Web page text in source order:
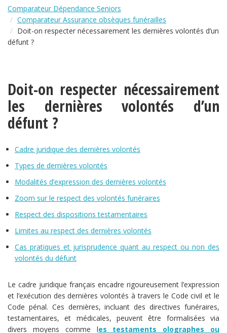
Comparateur Dépendance Seniors
Comparateur Assurance obsèques funérailles
Doit-on respecter nécessairement les dernières volontés d’un
défunt ?
Doit-on respecter nécessairement
les dernières volontés d’un
défunt ?
Cadre juridique des dernières volontés
Types de dernières volontés
Modalités d’expression des dernières volontés
Zoom sur le respect des volontés funéraires
Respect des dispositions testamentaires
Limites au respect des dernières volontés
Cas pratiques et jurisprudence quant au respect ou non des
volontés du défunt
Le cadre juridique français encadre rigoureusement l’expression
et l’exécution des dernières volontés à travers le Code civil et le
Code pénal. Ces dernières, incluant des directives funéraires,
testamentaires, et médicales, peuvent être formalisées via
divers moyens comme les testaments olographes ou